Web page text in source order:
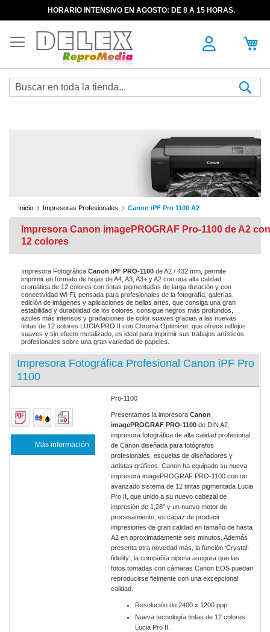
HORARIO INTENSIVO EN AGOSTO: DE 8 A 15 HORAS.
Inicio Impresoras Profesionales Canon iPF Pro 1100 A2
Impresora Canon imagePROGRAF Pro-1100 de A2 con
12 colores
Impresora Fotográfica Canon iPF PRO-1100 de A2 / 432 mm, permite
imprimir en formato de hojas de A4, A3, A3+ y A2 con una alta calidad
cromática de 12 colores con tintas pigmentadas de larga duración y con
conectividad Wi-Fi, pensada para profesionales de la fotografía, galerías,
edición de imágenes y aplicaciones de bellas artes, que consiga una gran
estabilidad y durabilidad de los colores, consigue negros más profundos,
azules más intensos y gradaciones de color suaves gracias a las nuevas
tintas de 12 colores LUCIA PRO II con Chroma Optimizer, que ofrece reflejos
suaves y sin efecto metalizado, es ideal para imprimir sus trabajos artísticos
profesionales sobre una gran variedad de papeles.
Impresora Fotográfica Profesional Canon iPF Pro
1100
Más información
Pro-1100
Presentamos la impresora Canon
imagePROGRAF PRO-1100 de DIN A2,
impresora fotográfica de alta calidad profesional
de Canon diseñada para fotógrafos
profesionales, escuelas de diseñadores y
artistas gráficos. Canon ha equipado su nueva
impresora imagePROGRAF PRO-1100 con un
avanzado sistema de 12 tintas pigmentada Lucia
Pro II, que unido a su nuevo cabezal de
impresión de 1,28” y un nuevo motor de
procesamiento, es capaz de producir
impresiones de gran calidad en tamaño de hasta
A2 en aproximadamente seis minutos. Además
presenta otra novedad más, la función ‘Crystal-
fidelity’, la compañía nipona asegura que las
fotos tomadas con cámaras Canon EOS puedan
reproducirse fielmente con una excepcional
calidad.
Resolución de 2400 x 1200 ppp.
Nueva tecnología tintas de 12 colores
Lucia Pro II.